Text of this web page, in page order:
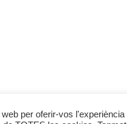
per oferir-vos